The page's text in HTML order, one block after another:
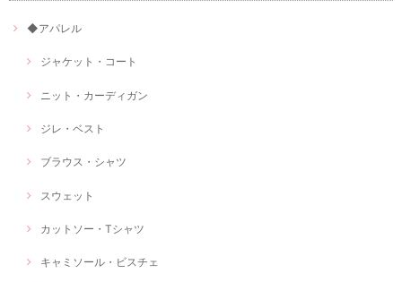
◆アパレル
ジャケット・コート
ニット・カーディガン
ジレ・ベスト
ブラウス・シャツ
スウェット
カットソー・Tシャツ
キャミソール・ビスチェ